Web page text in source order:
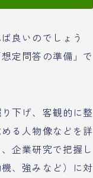
良いのでしょう
定問答の準備」で
下げ、客観的に整
る人物像などを詳
企業研究で把握し
、強みなど）に対